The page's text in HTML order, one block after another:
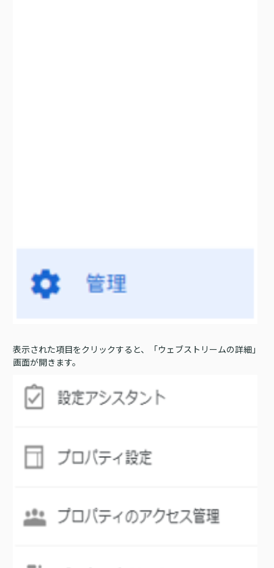
表示された項目をクリックすると、「ウェブストリームの詳細」
画面が開きます。